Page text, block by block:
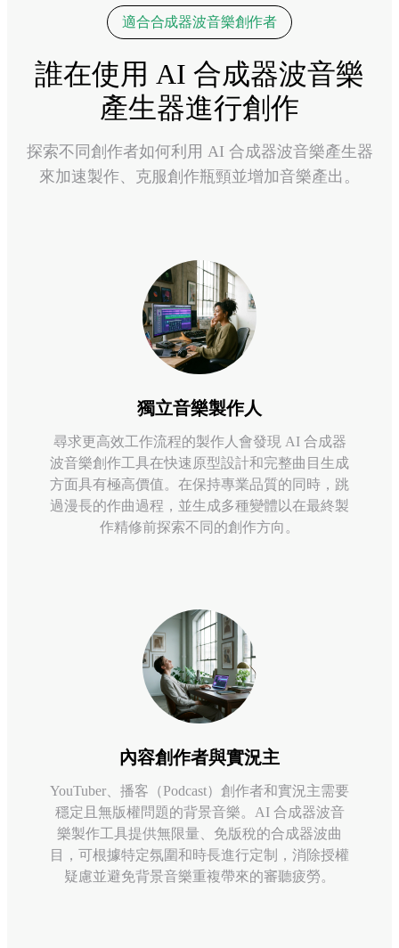
適合合成器波音樂創作者
誰在使用 AI 合成器波音樂
產生器進行創作
探索不同創作者如何利用 AI 合成器波音樂產生器
來加速製作、克服創作瓶頸並增加音樂產出。
獨立音樂製作人
尋求更高效工作流程的製作人會發現 AI 合成器
波音樂創作工具在快速原型設計和完整曲目生成
方面具有極高價值。在保持專業品質的同時，跳
過漫長的作曲過程，並生成多種變體以在最終製
作精修前探索不同的創作方向。
內容創作者與實況主
YouTuber、播客（Podcast）創作者和實況主需要
穩定且無版權問題的背景音樂。AI 合成器波音
樂製作工具提供無限量、免版稅的合成器波曲
目，可根據特定氛圍和時長進行定制，消除授權
疑慮並避免背景音樂重複帶來的審聽疲勞。